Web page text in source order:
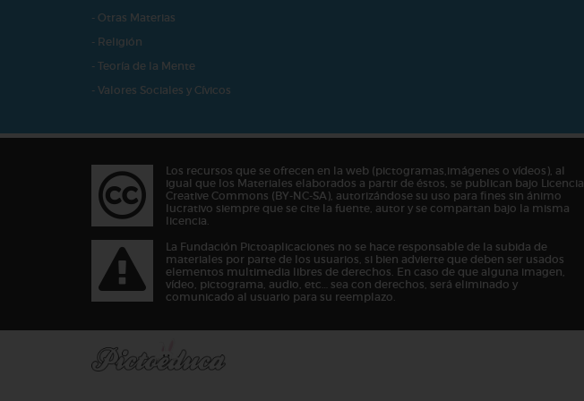
- Otras Materias
- Religión
- Teoría de la Mente
- Valores Sociales y Cívicos
Los recursos que se ofrecen en la web (pictogramas,imágenes o vídeos), al
igual que los Materiales elaborados a partir de éstos, se publican bajo Licencia
Creative Commons (BY-NC-SA), autorizándose su uso para fines sin ánimo
lucrativo siempre que se cite la fuente, autor y se compartan bajo la misma
licencia.
La Fundación Pictoaplicaciones no se hace responsable de la subida de
materiales por parte de los usuarios, si bien advierte que deben ser usados
elementos multimedia libres de derechos. En caso de que alguna imagen,
vídeo, pictograma, audio, etc… sea con derechos, será eliminado y
comunicado al usuario para su reemplazo.